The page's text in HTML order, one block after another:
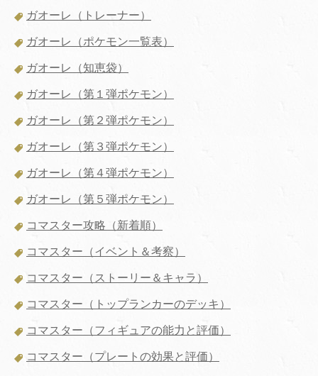
ガオーレ（トレーナー）
ガオーレ（ポケモン一覧表）
ガオーレ（知恵袋）
ガオーレ（第１弾ポケモン）
ガオーレ（第２弾ポケモン）
ガオーレ（第３弾ポケモン）
ガオーレ（第４弾ポケモン）
ガオーレ（第５弾ポケモン）
コマスター攻略（新着順）
コマスター（イベント＆考察）
コマスター（ストーリー＆キャラ）
コマスター（トップランカーのデッキ）
コマスター（フィギュアの能力と評価）
コマスター（プレートの効果と評価）